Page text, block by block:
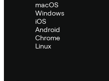
macOS
Windows
iOS
Android
Chrome
Linux